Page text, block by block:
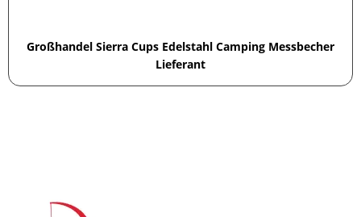
Großhandel Sierra Cups Edelstahl Camping Messbecher
Lieferant